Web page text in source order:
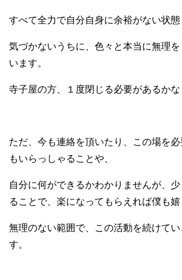
すべて全力で自分自身に余裕がない状態
気づかないうちに、色々と本当に無理
います。
寺子屋の方、１度閉じる必要があるかな
ただ、今も連絡を頂いたり、この場を
もいらっしゃることや、
自分に何ができるかわかりませんが、
ることで、楽になってもらえれば僕も嬉
無理のない範囲で、この活動を続けてい
す。